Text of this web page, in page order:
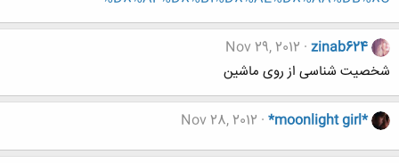
zinab624
Nov 29, 2012
شخصیت شناسی از روی ماشین
*moonlight girl*
Nov 28, 2012